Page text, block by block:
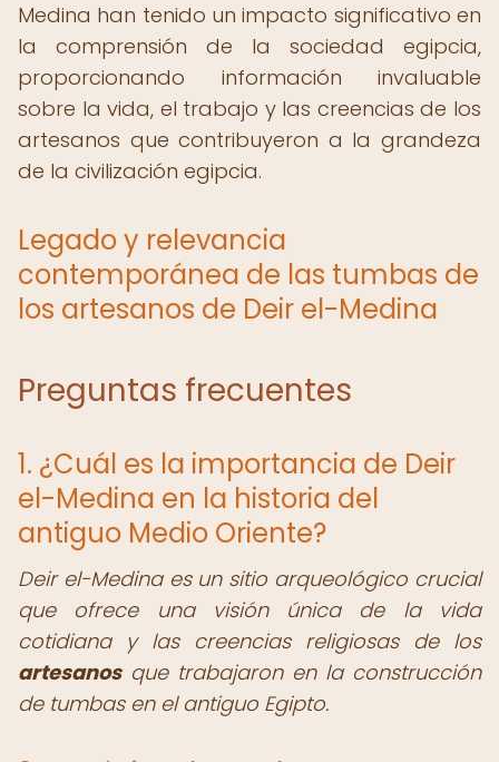
Medina han tenido un impacto significativo en
la comprensión de la sociedad egipcia,
proporcionando información invaluable
sobre la vida, el trabajo y las creencias de los
artesanos que contribuyeron a la grandeza
de la civilización egipcia.
Legado y relevancia
contemporánea de las tumbas de
los artesanos de Deir el-Medina
Preguntas frecuentes
1. ¿Cuál es la importancia de Deir
el-Medina en la historia del
antiguo Medio Oriente?
Deir el-Medina es un sitio arqueológico crucial
que ofrece una visión única de la vida
cotidiana y las creencias religiosas de los
artesanosque trabajaron en la construcción
de tumbas en el antiguo Egipto.